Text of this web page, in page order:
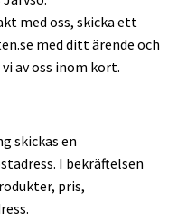
med oss, skicka ett
med ditt ärende och
av oss inom kort.
skickas en
I bekräftelsen
pris,